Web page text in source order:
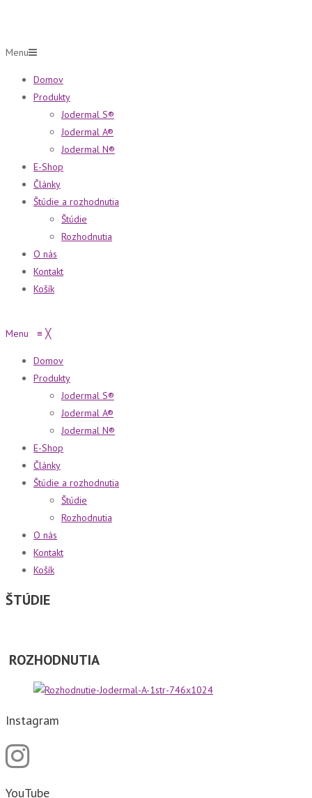
Menu
Domov
Produkty
Jodermal S®
Jodermal A®
Jodermal N®
E-Shop
Články
Štúdie a rozhodnutia
Štúdie
Rozhodnutia
O nás
Kontakt
Košík
Menu ≡ ╳
Domov
Produkty
Jodermal S®
Jodermal A®
Jodermal N®
E-Shop
Články
Štúdie a rozhodnutia
Štúdie
Rozhodnutia
O nás
Kontakt
Košík
ŠTÚDIE
ROZHODNUTIA
Instagram
YouTube